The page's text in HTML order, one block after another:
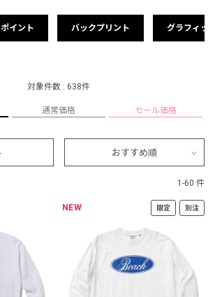
イント バックプリント グラフィッ
対象件数 : 638件
通常価格 セール価格
おすすめ順
1-60 件
NEW 限定 別注